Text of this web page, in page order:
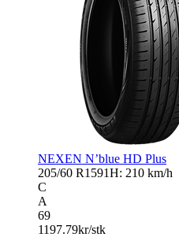
NEXEN N’blue HD Plus
205/60 R1591H: 210 km/h
C
A
69
1197.79kr/stk